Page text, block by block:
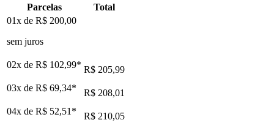
Parcelas
Total
01x de R$ 200,00
sem juros
02x de R$ 102,99* R$ 205,99
03x de R$ 69,34*
R$ 208,01
04x de R$ 52,51 *
R$ 210,05